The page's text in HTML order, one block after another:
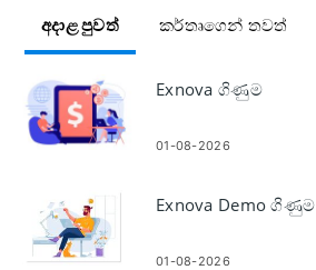
අදාළ පුවත් කර්තෘගෙන් තවත්
Exnova ගිණුම
01-08-2026
Exnova Demo ගිණුම
01-08-2026